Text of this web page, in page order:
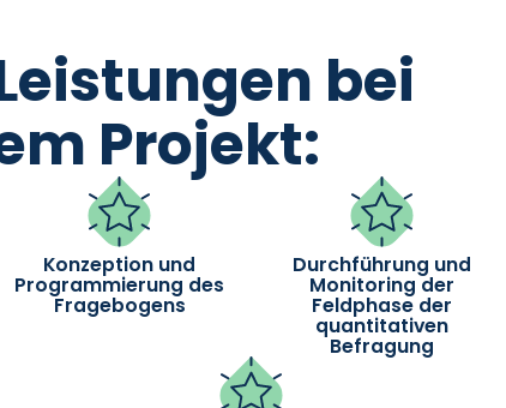
bei
Projekt:
Konzeption und
Programmierung des
Fragebogens
Durchführung und
Monitoring der
Feldphase der
quantitativen
Befragung